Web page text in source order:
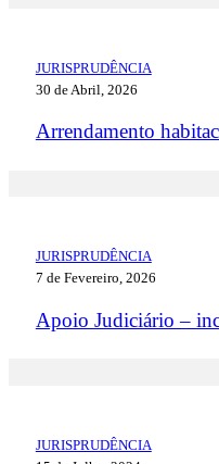
JURISPRUDÊNCIA
30 de Abril, 2026
Arrendamento
JURISPRUDÊNCIA
7 de Fevereiro, 2026
Apoio Judiciário –
JURISPRUDÊNCIA